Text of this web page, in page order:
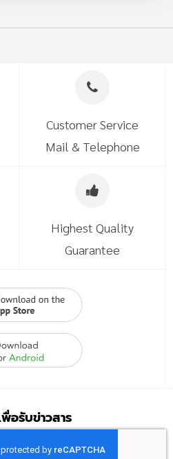
Customer Service
Mail & Telephone
Highest Quality
Guarantee
อรับข่าวสาร